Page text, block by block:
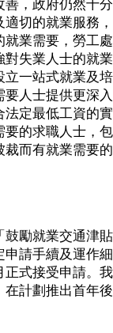
，政府仍然十分
切的就業服務
業需要，勞工
失業人士的就
立一站式就業及
人士提供更深
法定最低工資的
的求職人士，
而有就業需要
勵就業交通津貼
請手續及運作
式接受申請。
計劃推出首年